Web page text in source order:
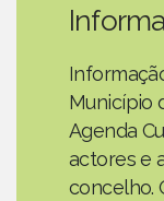
Município
Agenda
actores e
concelho.